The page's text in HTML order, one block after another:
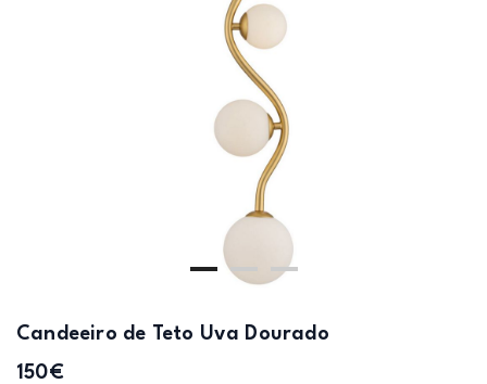
Candeeiro de Teto Uva Dourado
150€